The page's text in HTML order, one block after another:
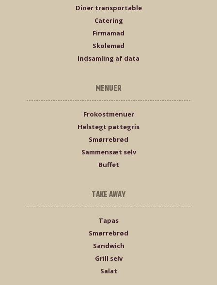
Diner transportable
Catering
Firmamad
Skolemad
Indsamling af data
MENUER
Frokostmenuer
Helstegt pattegris
Smørrebrød
Sammensæt selv
Buffet
TAKE AWAY
Tapas
Smørrebrød
Sandwich
Grill selv
Salat